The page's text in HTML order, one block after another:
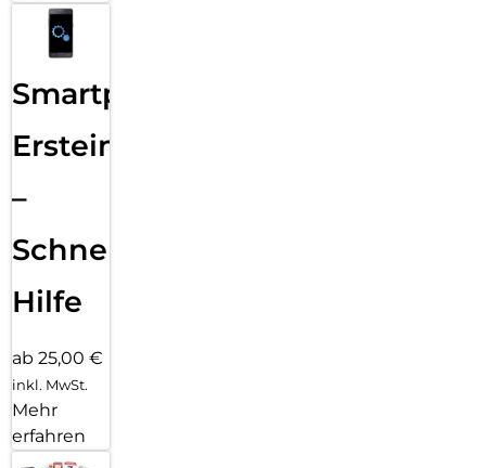
Smartphone
Ersteinrichtung
–
Schnelle
Hilfe
ab 25,00 €
inkl. MwSt.
Mehr
erfahren